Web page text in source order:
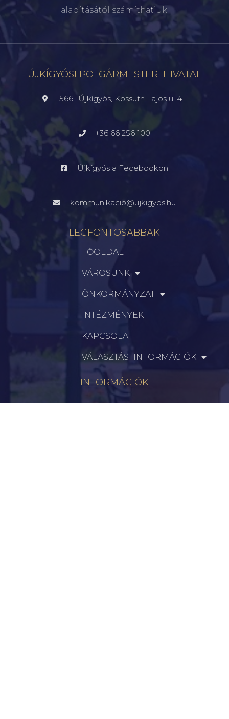
alapításától számíthatjuk.
ÚJKÍGYÓSI POLGÁRMESTERI HIVATAL
5661 Újkígyós, Kossuth Lajos u. 41.
+36 66 256 100
Újkígyós a Fecebookon
kommunikacio@ujkigyos.hu
LEGFONTOSABBAK
FŐOLDAL
VÁROSUNK
ÖNKORMÁNYZAT
INTÉZMÉNYEK
KAPCSOLAT
VÁLASZTÁSI INFORMÁCIÓK
INFORMÁCIÓK